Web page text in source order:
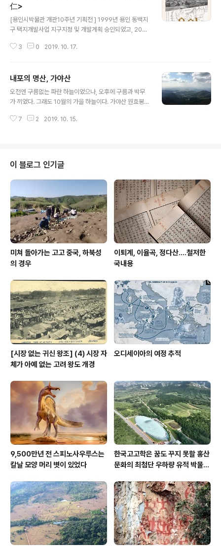
仁>
[용인시박물관 개관10주년 기획전 ] 1999년 용인 동백지
구 택지개발사업 지구지정 및 개발계획 승인되었고, 2004
시관을 건립하여 이전·복원하는 조건으로 사업 시행이 결
관 등등을 지으라는 주민들의 요청과 의견 수렴 과정 등등
을 거쳐,(간단히 적었지만, 이 과정에서 많은 갈등과 협의,
전문가들의 노력이 있었다. 최근에도 박물관을 도서관으로
하라는 윗분들의 지시 등등 많은 고비가 있었다. 결과적으
3 0 2019. 10. 17.
내포의 명산, 가야산
​오전엔 구름없는 파란 하늘이었으나, 오후에 구름과 박무
가 끼었다. 그래도 10월의 가을 하늘이다. 가야산 원효봉
수지 안쪽으로 남연군묘, 가야사지가 있고 오른쪽엔 충의
7 2 2019. 10. 15.
이 블로그 인기글
미쳐 돌아가는 고고 중국, 하북성
의 경우
이퇴계, 이율곡, 정다산....철저한
국내용
[시장 없는 귀신 왕조] (4) 시장 자
체가 아예 없는 고려 왕도 개경
오디세이아의 여정 추적
9,500만년 전 스피노사우루스는
칼날 모양 머리 볏이 있었다
한국고고학은 꿈도 꾸지 못할 홍산
문화의 최첨단 우하량 유적 박물관